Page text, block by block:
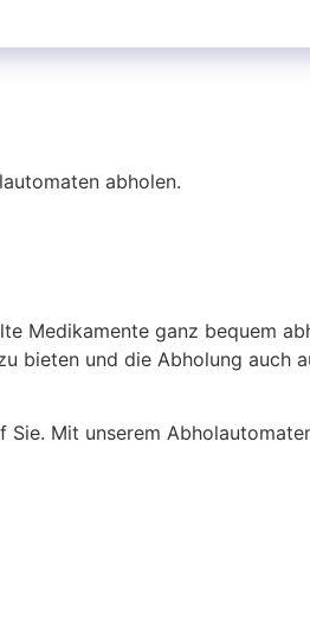
abholen.
Medikamente ganz bequem
bieten und die Abholung auch
Mit unserem